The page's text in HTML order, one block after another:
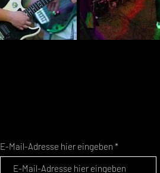
E-Mail-Adresse hier eingeben